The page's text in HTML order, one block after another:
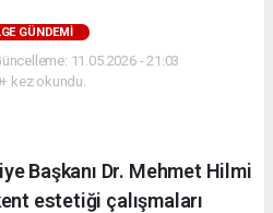
GÜNDEMİ
11.05.2026 - 21:03
kez okundu.
Başkanı Dr. Mehmet Hilmi
estetiği çalışmaları